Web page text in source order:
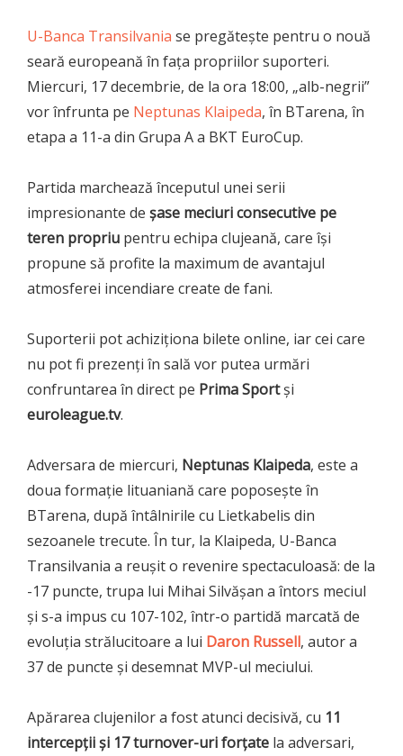
U-Banca Transilvania se pregătește pentru o nouă
seară europeană în fața propriilor suporteri.
Miercuri, 17 decembrie, de la ora 18:00, „alb-negrii”
vor înfrunta pe Neptunas Klaipeda, în BTarena, în
etapa a 11-a din Grupa A a BKT EuroCup.
Partida marchează începutul unei serii
impresionante de șase meciuri consecutive pe
teren propriu pentru echipa clujeană, care își
propune să profite la maximum de avantajul
atmosferei incendiare create de fani.
Suporterii pot achiziționa bilete online, iar cei care
nu pot fi prezenți în sală vor putea urmări
confruntarea în direct pe Prima Sportși
euroleague.tv.
Adversara de miercuri, Neptunas Klaipeda, este a
doua formație lituaniană care poposește în
BTarena, după întâlnirile cu Lietkabelis din
sezoanele trecute. În tur, la Klaipeda, U-Banca
Transilvania a reușit o revenire spectaculoasă: de la
-17 puncte, trupa lui Mihai Silvășan a întors meciul
și s-a impus cu 107-102, într-o partidă marcată de
evoluția strălucitoare a lui Daron Russell, autor a
37 de puncte și desemnat MVP-ul meciului.
Apărarea clujenilor a fost atunci decisivă, cu 11
intercepții și 17 turnover-uri forțate la adversari,